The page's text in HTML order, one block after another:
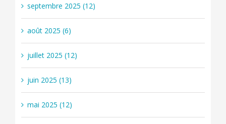
septembre 2025 (12)
août 2025 (6)
juillet 2025 (12)
juin 2025 (13)
mai 2025 (12)